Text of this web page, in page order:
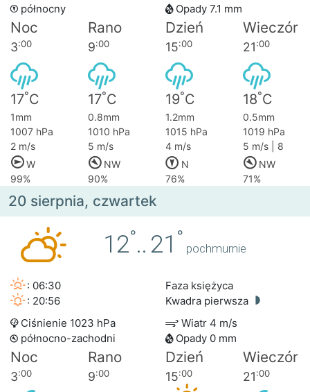
północny
Opady 7.1 mm
Noc Rano Dzień Wieczór
3:00 9:00 15:00 21:00
17°C 17°C 19°C 18°C
1mm 0.8mm 1.2mm
0.5mm
1007 hPa
1010 hPa 1015 hPa
1019 hPa
2 m/s
5 m/s 4 m/s
5 m/s | 8
W
NW N
NW
99%
90% 76% 71%
20 sierpnia, czwartek
12°.. 21 °
pochmurnie
: 06:30
: 20:56
Faza księżyca
Kwadra pierwsza
Ciśnienie 1023 hPa
Wiatr 4 m/s
północno-zachodni
Opady 0 mm
Noc Rano Dzień Wieczór
3:00 9:00 15:00 21:00